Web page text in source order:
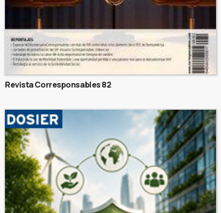
Revista Corresponsables 82